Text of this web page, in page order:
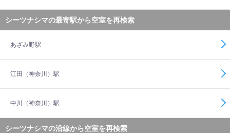
シーツナシマの最寄駅から空室を再検索
あざみ野駅
江田（神奈川）駅
中川（神奈川）駅
シーツナシマの沿線から空室を再検索